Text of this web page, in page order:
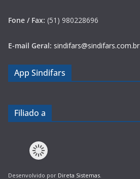
Fone / Fax: (51) 980228696
E-mail Geral: sindifars@sindifars.com.br
App Sindifars
Filiado a
Desenvolvido por Direta Sistemas.